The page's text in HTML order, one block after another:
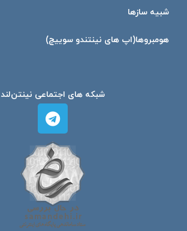
شبیه ساز‌ها
هومبرو‌ها(اپ های نینتندو سوییچ)
شبکه های اجتماعی نینتن‌لند